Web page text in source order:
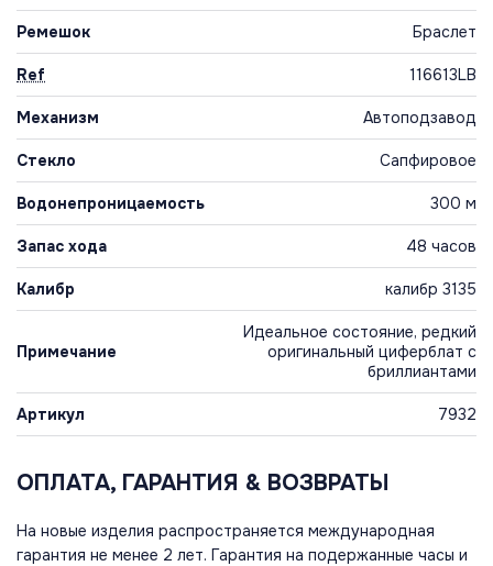
Ремешок Браслет
Ref 116613LB
Механизм Автоподзавод
Стекло Сапфировое
Водонепроницаемость 300 м
Запас хода 48 часов
Калибр калибр 3135
Примечание
Идеальное состояние, редкий
оригинальный циферблат с
бриллиантами
Артикул 7932
ОПЛАТА, ГАРАНТИЯ & ВОЗВРАТЫ
На новые изделия распространяется международная
гарантия не менее 2 лет. Гарантия на подержанные часы и